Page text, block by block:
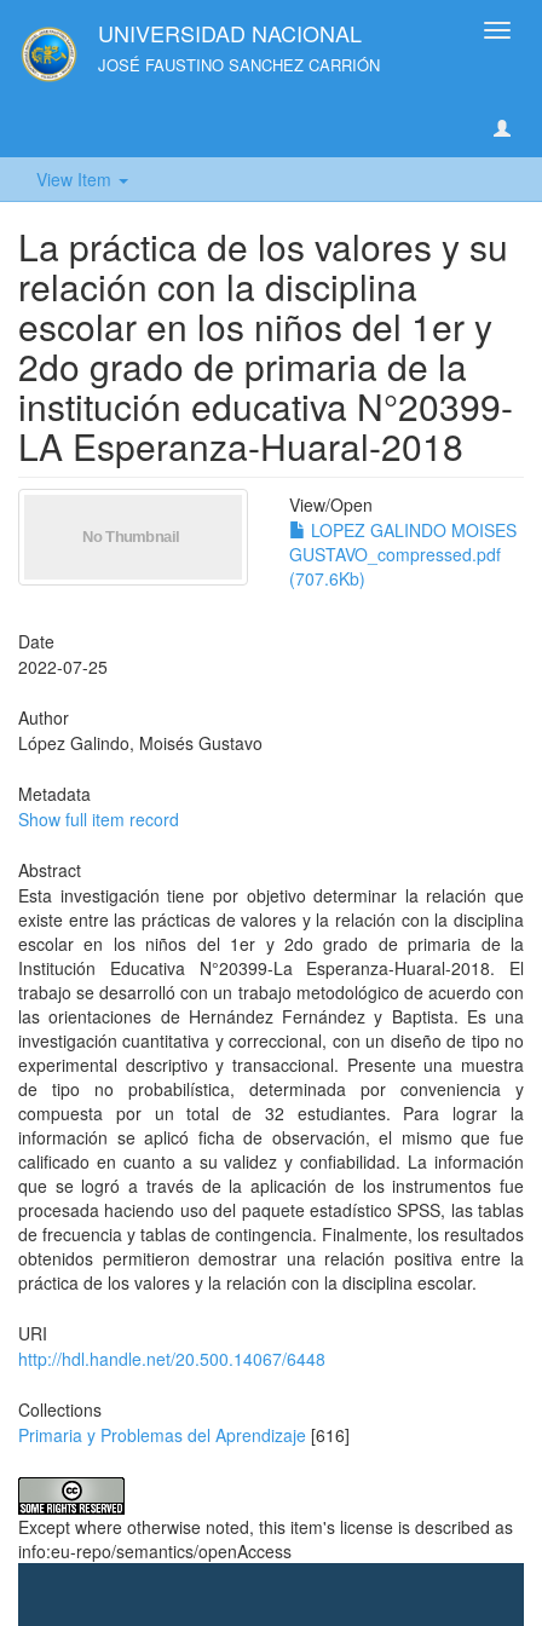
UNIVERSIDAD NACIONAL
JOSÉ FAUSTINO SANCHEZ CARRIÓN
View Item
La práctica de los valores y su
relación con la disciplina
escolar en los niños del 1er y
2do grado de primaria de la
institución educativa N°20399-
LA Esperanza-Huaral-2018
View/Open
LOPEZ GALINDO MOISES
GUSTAVO_compressed.pdf
(707.6Kb)
Date
2022-07-25
Author
López Galindo, Moisés Gustavo
Metadata
Show full item record
Abstract
Esta investigación tiene por objetivo determinar la relación que
existe entre las prácticas de valores y la relación con la disciplina
escolar en los niños del 1er y 2do grado de primaria de la
Institución Educativa N°20399-La Esperanza-Huaral-2018. El
trabajo se desarrolló con un trabajo metodológico de acuerdo con
las orientaciones de Hernández Fernández y Baptista. Es una
investigación cuantitativa y correccional, con un diseño de tipo no
experimental descriptivo y transaccional. Presente una muestra
de tipo no probabilística, determinada por conveniencia y
compuesta por un total de 32 estudiantes. Para lograr la
información se aplicó ficha de observación, el mismo que fue
calificado en cuanto a su validez y confiabilidad. La información
que se logró a través de la aplicación de los instrumentos fue
procesada haciendo uso del paquete estadístico SPSS, las tablas
de frecuencia y tablas de contingencia. Finalmente, los resultados
obtenidos permitieron demostrar una relación positiva entre la
práctica de los valores y la relación con la disciplina escolar.
URI
http://hdl.handle.net/20.500.14067/6448
Collections
Primaria y Problemas del Aprendizaje [616]
Except where otherwise noted, this item's license is described as
info:eu-repo/semantics/openAccess